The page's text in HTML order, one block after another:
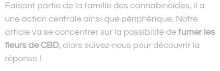
Faisant partie de la famille des cannabinoïdes, il a
une action centrale ainsi que périphérique. Notre
article va se concentrer sur la possibilité de fumer les
fleurs de CBD, alors suivez-nous pour découvrir la
réponse !